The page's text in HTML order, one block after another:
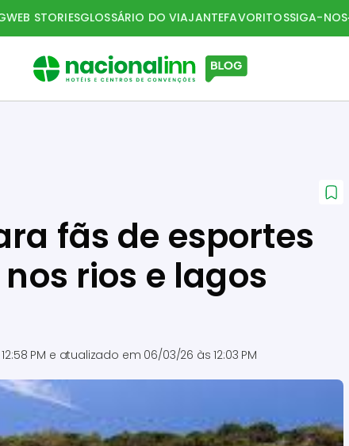
WEB STORIESGLOSSÁRIO DO VIAJANTEFAVORITOSSIGA-NOS
fãs de esportes
rios e lagos
PM e atualizado em 06/03/26 às 12:03 PM